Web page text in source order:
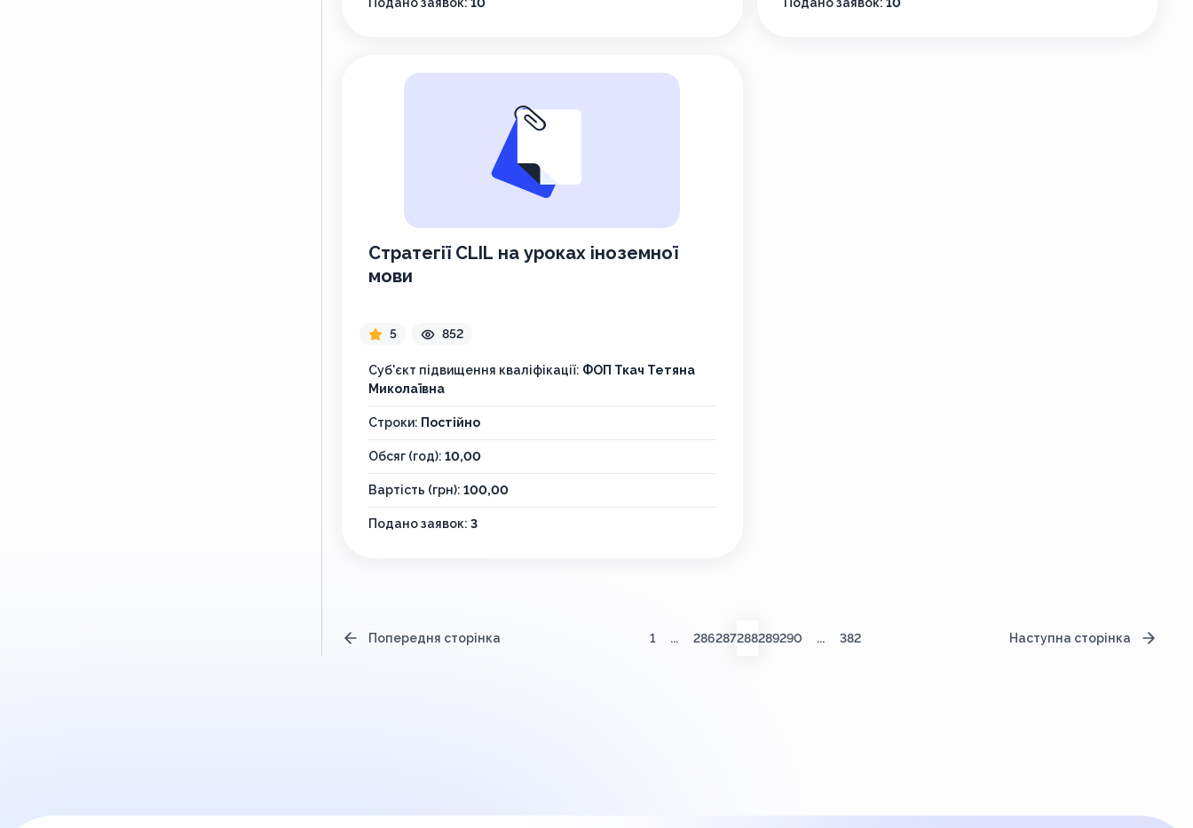
Подано заявок: 10 Подано заявок: 10
Стратегії CLIL на уроках іноземної
мови
5 852
Суб'єкт підвищення кваліфікації: ФОП Ткач Тетяна
Миколаївна
Строки: Постійно
Обсяг (год): 10,00
Вартість (грн): 100,00
Подано заявок: 3
Попередня сторінка 1 ... 286287288289290 ... 382 Наступна сторінка